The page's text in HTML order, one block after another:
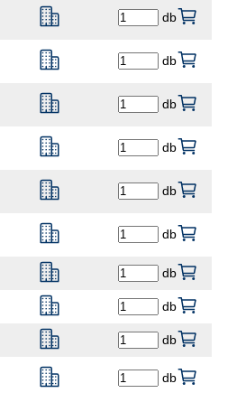
db
db
db
db
db
db
db
db
db
db